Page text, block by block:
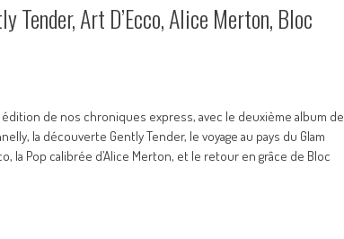
Tender, Art D’Ecco, Alice Merton, Bloc
édition de nos chroniques express, avec le deuxième album de
la découverte Gently Tender, le voyage au pays du Glam
la Pop calibrée d’Alice Merton, et le retour en grâce de Bloc